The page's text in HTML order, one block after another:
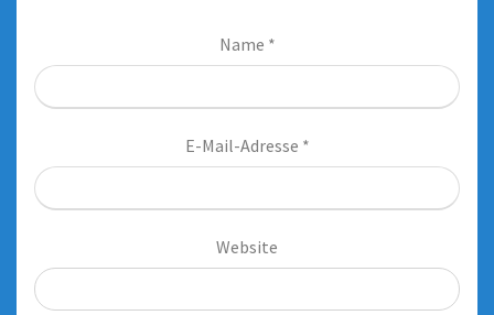
Name *
E-Mail-Adresse *
Website